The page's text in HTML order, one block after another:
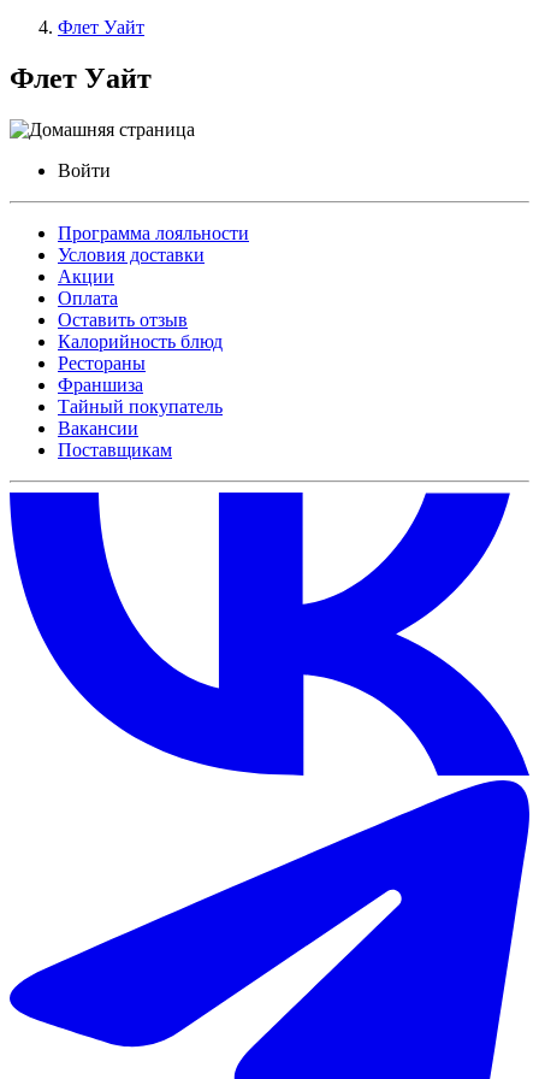
Флет Уайт
Флет Уайт
Войти
Программа лояльности
Условия доставки
Акции
Оплата
Оставить отзыв
Калорийность блюд
Рестораны
Франшиза
Тайный покупатель
Вакансии
Поставщикам